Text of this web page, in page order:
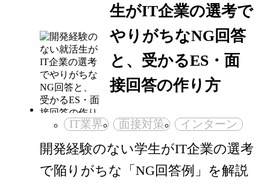
生がIT企業の選考で
やりがちなNG回答
と、受かるES・面
接回答の作り方
IT業界 面接対策 インターン
開発経験のない学生がIT企業の選考
で陥りがちな「NG回答例」を解説